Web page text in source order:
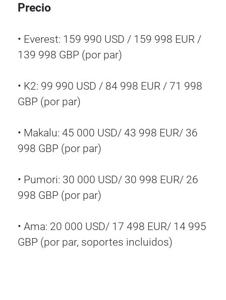
Precio
• Everest: 159 990 USD / 159 998 EUR /
139 998 GBP (por par)
• K2: 99 990 USD / 84 998 EUR / 71 998
GBP (por par)
• Makalu: 45 000 USD/ 43 998 EUR/ 36
998 GBP (por par)
• Pumori: 30 000 USD/ 30 998 EUR/ 26
998 GBP (por par)
• Ama: 20 000 USD/ 17 498 EUR/ 14 995
GBP (por par, soportes incluidos)